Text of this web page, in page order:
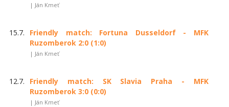
| Ján Kmeť
15.7.
Friendly match: Fortuna Dusseldorf - MFK
Ruzomberok 2:0 (1:0)
| Ján Kmeť
12.7.
Friendly match: SK Slavia Praha - MFK
Ruzomberok 3:0 (0:0)
| Ján Kmeť